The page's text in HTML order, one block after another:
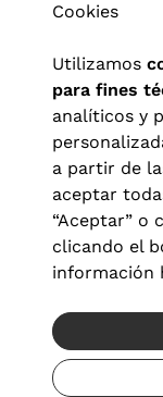
Aviso legal|
Política
Cookies
Utilizamos
para fines
analíticos y
a partir de
aceptar
“Aceptar” o
clicando el
información